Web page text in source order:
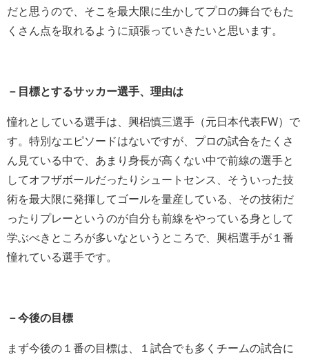
だと思うので、そこを最大限に生かしてプロの舞台でもた
くさん点を取れるように頑張っていきたいと思います。
－目標とするサッカー選手、理由は
憧れとしている選手は、興梠慎三選手（元日本代表FW）で
す。特別なエピソードはないですが、プロの試合をたくさ
ん見ている中で、あまり身長が高くない中で前線の選手と
してオフザボールだったりシュートセンス、そういった技
術を最大限に発揮してゴールを量産している、その技術だ
ったりプレーというのが自分も前線をやっている身として
学ぶべきところが多いなというところで、興梠選手が１番
憧れている選手です。
－今後の目標
まず今後の１番の目標は、１試合でも多くチームの試合に